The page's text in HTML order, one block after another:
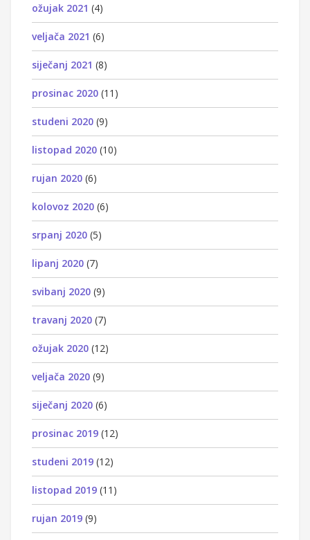
ožujak 2021 (4)
veljača 2021 (6)
siječanj 2021 (8)
prosinac 2020 (11)
studeni 2020 (9)
listopad 2020 (10)
rujan 2020 (6)
kolovoz 2020 (6)
srpanj 2020 (5)
lipanj 2020 (7)
svibanj 2020 (9)
travanj 2020 (7)
ožujak 2020 (12)
veljača 2020 (9)
siječanj 2020 (6)
prosinac 2019 (12)
studeni 2019 (12)
listopad 2019 (11)
rujan 2019 (9)